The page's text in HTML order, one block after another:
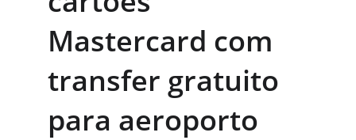
Mastercard com
transfer gratuito
para aeroporto